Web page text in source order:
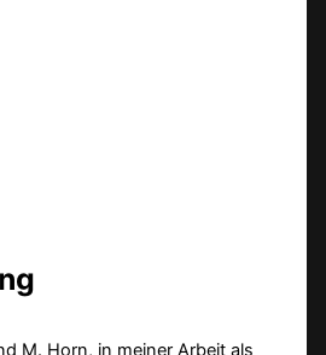
M. Horn, in meiner Arbeit als